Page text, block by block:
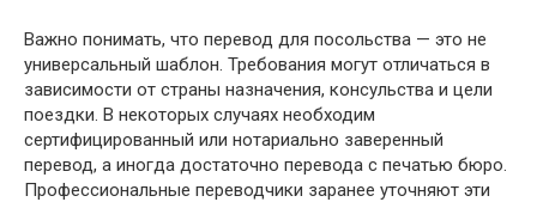
Важно понимать, что перевод для посольства — это не
универсальный шаблон. Требования могут отличаться в
зависимости от страны назначения, консульства и цели
поездки. В некоторых случаях необходим
сертифицированный или нотариально заверенный
перевод, а иногда достаточно перевода с печатью бюро.
Профессиональные переводчики заранее уточняют эти